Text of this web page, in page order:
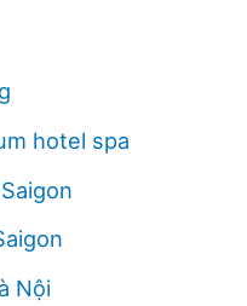
hotel spa
Nội